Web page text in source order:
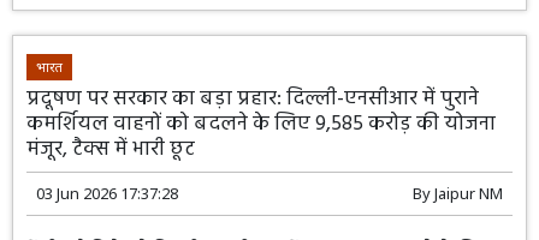
विकास करेंगे। PWD ने ₹290.82 करोड़ की प्रशासनिक स्वीकृति
जारी कर दी है, जिससे 16 जिलों के औद्योगिक क्षेत्रों की लगभग
205 किलोमीटर लंबी सड़कों का सुदृढ़ीकरण और चौड़ीकरण होगा।
Read More...
भारत